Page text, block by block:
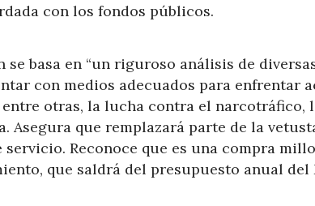
con los fondos públicos.
basa en “un riguroso análisis de
con medios adecuados para enfrentar
otras, la lucha contra el narcotráfico,
Asegura que remplazará parte de la
Reconoce que es una compra
que saldrá del presupuesto anual